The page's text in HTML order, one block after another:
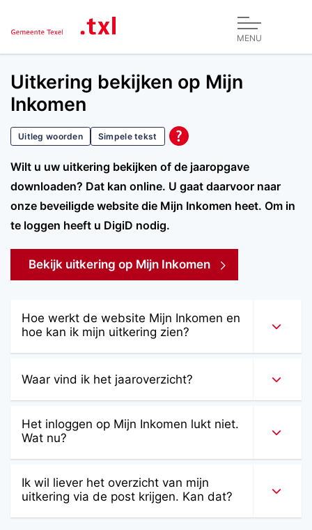
MENU
Uitkering bekijken op Mijn
Inkomen
Uitleg woorden Simpele tekst
Wilt u uw uitkering bekijken of de jaaropgave
downloaden? Dat kan online. U gaat daarvoor naar
onze beveiligde website die Mijn Inkomen heet. Om in
te loggen heeft u DigiD nodig.
Bekijk uitkering op Mijn Inkomen
Hoe werkt de website Mijn Inkomen en
hoe kan ik mijn uitkering zien?
Waar vind ik het jaaroverzicht?
Het inloggen op Mijn Inkomen lukt niet.
Wat nu?
Ik wil liever het overzicht van mijn
uitkering via de post krijgen. Kan dat?